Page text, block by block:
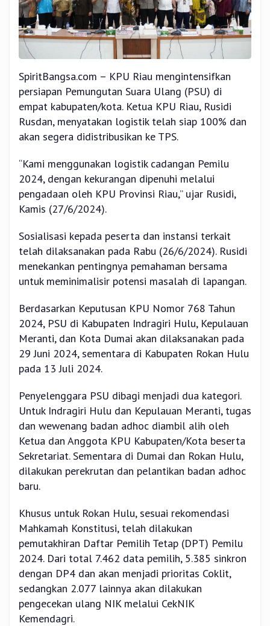
SpiritBangsa.com – KPU Riau mengintensifkan
persiapan Pemungutan Suara Ulang (PSU) di
empat kabupaten/kota. Ketua KPU Riau, Rusidi
Rusdan, menyatakan logistik telah siap 100% dan
akan segera didistribusikan ke TPS.
“Kami menggunakan logistik cadangan Pemilu
2024, dengan kekurangan dipenuhi melalui
pengadaan oleh KPU Provinsi Riau,” ujar Rusidi,
Kamis (27/6/2024).
Sosialisasi kepada peserta dan instansi terkait
telah dilaksanakan pada Rabu (26/6/2024). Rusidi
menekankan pentingnya pemahaman bersama
untuk meminimalisir potensi masalah di lapangan.
Berdasarkan Keputusan KPU Nomor 768 Tahun
2024, PSU di Kabupaten Indragiri Hulu, Kepulauan
Meranti, dan Kota Dumai akan dilaksanakan pada
29 Juni 2024, sementara di Kabupaten Rokan Hulu
pada 13 Juli 2024.
Penyelenggara PSU dibagi menjadi dua kategori.
Untuk Indragiri Hulu dan Kepulauan Meranti, tugas
dan wewenang badan adhoc diambil alih oleh
Ketua dan Anggota KPU Kabupaten/Kota beserta
Sekretariat. Sementara di Dumai dan Rokan Hulu,
dilakukan perekrutan dan pelantikan badan adhoc
baru.
Khusus untuk Rokan Hulu, sesuai rekomendasi
Mahkamah Konstitusi, telah dilakukan
pemutakhiran Daftar Pemilih Tetap (DPT) Pemilu
2024. Dari total 7.462 data pemilih, 5.385 sinkron
dengan DP4 dan akan menjadi prioritas Coklit,
sedangkan 2.077 lainnya akan dilakukan
pengecekan ulang NIK melalui CekNIK
Kemendagri.